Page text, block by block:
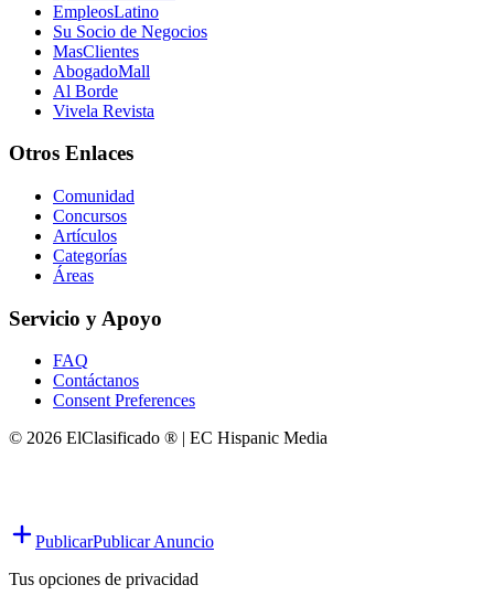
EmpleosLatino
Su Socio de Negocios
MasClientes
AbogadoMall
Al Borde
Vivela Revista
Otros Enlaces
Comunidad
Concursos
Artículos
Categorías
Áreas
Servicio y Apoyo
FAQ
Contáctanos
Consent Preferences
© 2026 ElClasificado ® | EC Hispanic Media
PublicarPublicar Anuncio
Tus opciones de privacidad